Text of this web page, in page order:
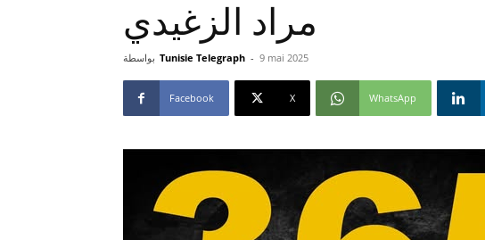
مراد الزغيدي
بواسطة Tunisie Telegraph - 9 mai 2025
Facebook X WhatsApp